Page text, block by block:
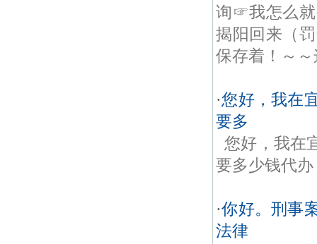
询☞我怎么就
揭阳回来（
保存着！～
·您好，我在
要多
您好，我在
要多少钱代办
·你好。刑事
法律